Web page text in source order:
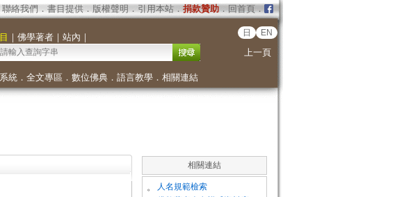
聯絡我們 ． 書目提供． 版權聲明 ． 引用本站． 捐款贊助．回首頁．
｜ 佛學著者｜ 站內 ｜ 日 EN
上一頁
統． 全文專區 ． 數位佛典． 語言教學． 相關連結
相關連結
。 人名規範檢索